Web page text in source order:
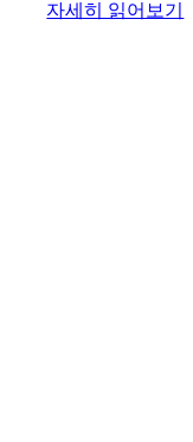
자세히 읽어보기